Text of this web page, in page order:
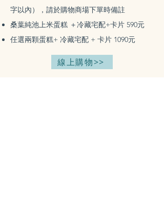
字以內），請於購物商場下單時備註
桑葉純池上米蛋糕 ＋冷藏宅配+卡片 590元
任選兩顆蛋糕+ 冷藏宅配 + 卡片 1090元
線上購物>>